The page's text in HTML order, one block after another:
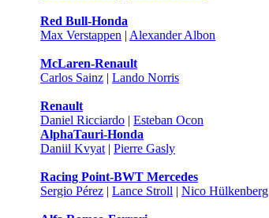
Red Bull-Honda
Max Verstappen | Alexander Albon
McLaren-Renault
Carlos Sainz | Lando Norris
Renault
Daniel Ricciardo | Esteban Ocon
AlphaTauri-Honda
Daniil Kvyat | Pierre Gasly
Racing Point-BWT Mercedes
Sergio Pérez | Lance Stroll | Nico Hülkenberg